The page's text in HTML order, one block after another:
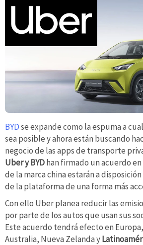
BYDse expande como la espuma a
sea posible y ahora están buscando
negocio de las apps de transporte
Uber y BYDhan firmado un acuerdo
de la marca china estarán a
de la plataforma de una forma más
Con ello Uber planea reducir las
por parte de los autos que usan sus
Este acuerdo tendrá efecto en
Australia, Nueva Zelanda y